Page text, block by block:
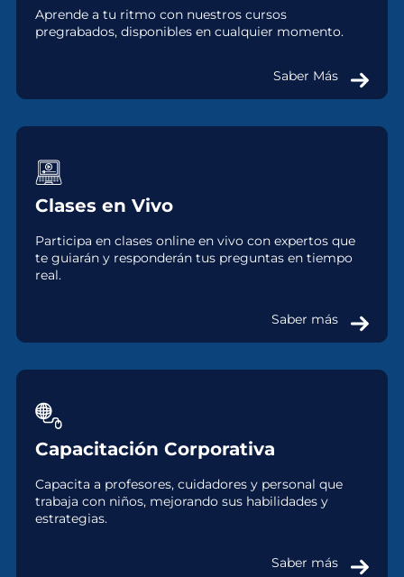
Aprende a tu ritmo con nuestros cursos
pregrabados, disponibles en cualquier momento.
Saber Más
Clases en Vivo
Participa en clases online en vivo con expertos que
te guiarán y responderán tus preguntas en tiempo
real.
Saber más
Capacitación Corporativa
Capacita a profesores, cuidadores y personal que
trabaja con niños, mejorando sus habilidades y
estrategias.
Saber más